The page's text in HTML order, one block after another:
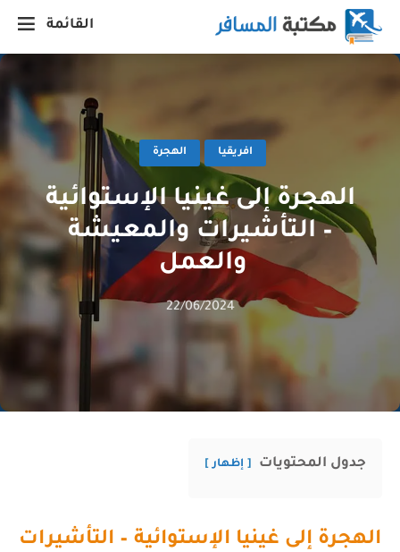
القائمة
افريقيا الهجرة
الهجرة إلى غينيا الإستوائية
– التأشيرات والمعيشة
والعمل
22/06/2024
جدول المحتويات إظهار
الهجرة إلى غينيا الإستوائية – التأشيرات